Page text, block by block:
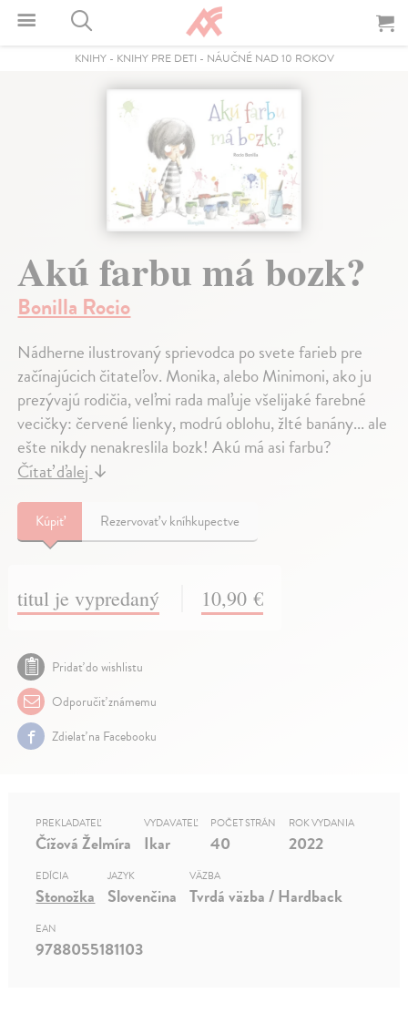
KNIHY- KNIHY PRE DETI - NÁUČNÉ NAD 10 ROKOV
Akú farbu má bozk?
Bonilla Rocio
Nádherne ilustrovaný sprievodca po svete farieb pre
začínajúcich čitateľov. Monika, alebo Minimoni, ako ju
prezývajú rodičia, veľmi rada maľuje všelijaké farebné
vecičky: červené lienky, modrú oblohu, žlté banány... ale
ešte nikdy nenakreslila bozk! Akú má asi farbu?
Čítať ďalej↓
Kúpiť Rezervovať v kníhkupectve
titul je vypredaný 10,90 €
Pridať do wishlistu
Odporučiť známemu
Zdielať na Facebooku
PREKLADATEĽ
Čížová Želmíra
VYDAVATEĽ
Ikar
POČET STRÁN
40
ROK VYDANIA
2022
EDÍCIA
Stonožka
JAZYK
Slovenčina
VÄZBA
Tvrdá väzba / Hardback
EAN
9788055181103